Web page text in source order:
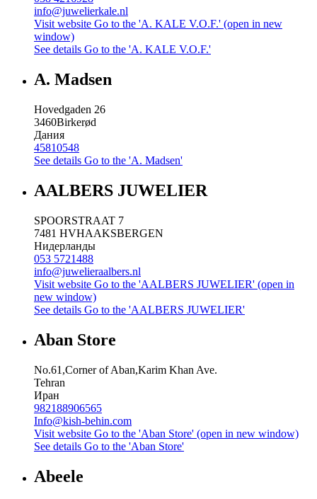
info@juwelierkale.nl
Visit website Go to the 'A. KALE V.O.F.' (open in new
window)
See details Go to the 'A. KALE V.O.F.'
A. Madsen
Hovedgaden 26
3460Birkerød
Дания
45810548
See details Go to the 'A. Madsen'
AALBERS JUWELIER
SPOORSTRAAT 7
7481 HVHAAKSBERGEN
Нидерланды
053 5721488
info@juwelieraalbers.nl
Visit website Go to the 'AALBERS JUWELIER' (open in
new window)
See details Go to the 'AALBERS JUWELIER'
Aban Store
No.61,Corner of Aban,Karim Khan Ave.
Tehran
Иран
982188906565
Info@kish-behin.com
Visit website Go to the 'Aban Store' (open in new window)
See details Go to the 'Aban Store'
Abeele